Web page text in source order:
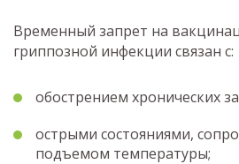
Временный запрет на
гриппозной инфекции связан с:
обострением хронических
острыми состояниями,
подъемом температуры;